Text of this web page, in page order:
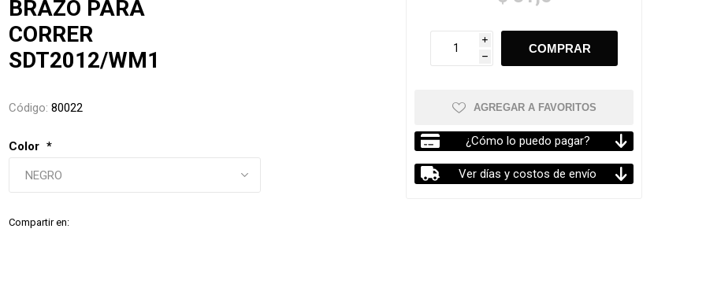
BRAZO PARA
CORRER
SDT2012/WM1
Código: 80022
Color *
Compartir en:
i
h
AGREGAR A FAVORITOS
¿Cómo lo puedo pagar?
Ver días y costos de envío